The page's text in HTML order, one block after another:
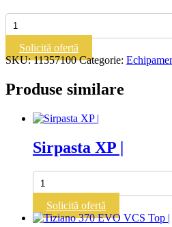
Cantitate
ANNIVERSARIO
350
|
Solicită ofertă
SKU:11357100 Categorie:
Produse similare
Sirpasta XP |
Cantitate
Sirpasta
|
Solicită ofertă